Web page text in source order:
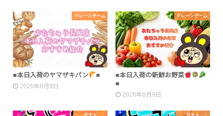
クレーンゲーム
■本日入荷のヤマザキパン ■
2026年8月9日
クレーンゲーム
■本日入荷の新鮮お野菜
■
2026年8月9日
ガチャ ガチャ